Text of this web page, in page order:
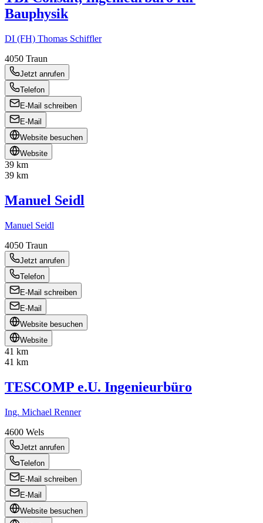
Bauphysik
DI (FH) Thomas Schiffler
4050 Traun
Jetzt anrufen
Telefon
E-Mail schreiben
E-Mail
Website besuchen
Website
39 km
39 km
Manuel Seidl
Manuel Seidl
4050 Traun
Jetzt anrufen
Telefon
E-Mail schreiben
E-Mail
Website besuchen
Website
41 km
41 km
TESCOMP e.U. Ingenieurbüro
Ing. Michael Renner
4600 Wels
Jetzt anrufen
Telefon
E-Mail schreiben
E-Mail
Website besuchen